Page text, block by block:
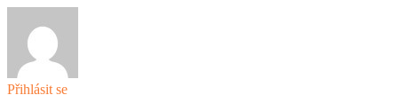
Přihlásit se